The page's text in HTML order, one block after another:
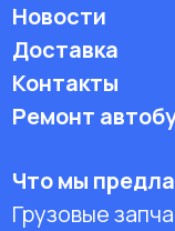
Новости
Доставка
Контакты
Ремонт
Что мы
Грузовые